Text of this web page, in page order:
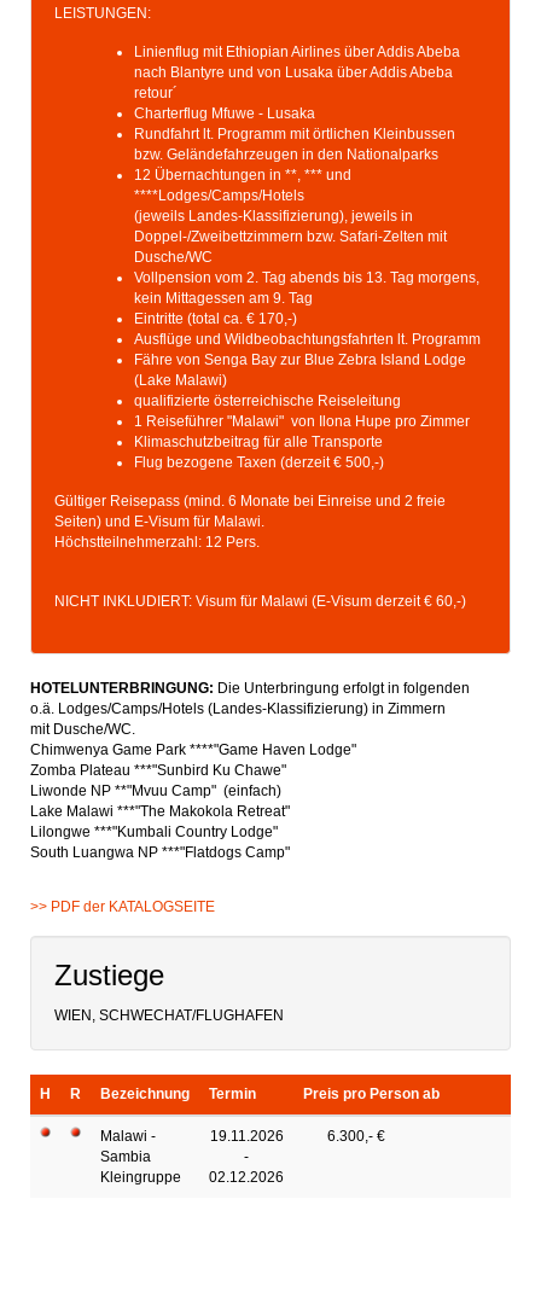
LEISTUNGEN:
Linienflug mit Ethiopian Airlines über Addis Abeba
nach Blantyre und von Lusaka über Addis Abeba
retour´
Charterflug Mfuwe - Lusaka
Rundfahrt lt. Programm mit örtlichen Kleinbussen
bzw. Geländefahrzeugen in den Nationalparks
12 Übernachtungen in **, *** und
****Lodges/Camps/Hotels
(jeweils Landes-Klassifizierung), jeweils in
Doppel-/Zweibettzimmern bzw. Safari-Zelten mit
Dusche/WC
Vollpension vom 2. Tag abends bis 13. Tag morgens,
kein Mittagessen am 9. Tag
Eintritte (total ca. € 170,-)
Ausflüge und Wildbeobachtungsfahrten lt. Programm
Fähre von Senga Bay zur Blue Zebra Island Lodge
(Lake Malawi)
qualifizierte österreichische Reiseleitung
1 Reiseführer "Malawi" von Ilona Hupe pro Zimmer
Klimaschutzbeitrag für alle Transporte
Flug bezogene Taxen (derzeit € 500,-)
Gültiger Reisepass (mind. 6 Monate bei Einreise und 2 freie
Seiten) und E-Visum für Malawi.
Höchstteilnehmerzahl: 12 Pers.
NICHT INKLUDIERT: Visum für Malawi (E-Visum derzeit € 60,-)
HOTELUNTERBRINGUNG: Die Unterbringung erfolgt in folgenden
o.ä. Lodges/Camps/Hotels (Landes-Klassifizierung) in Zimmern
mit Dusche/WC.
Chimwenya Game Park ****"Game Haven Lodge"
Zomba Plateau ***"Sunbird Ku Chawe"
Liwonde NP **"Mvuu Camp" (einfach)
Lake Malawi ***"The Makokola Retreat"
Lilongwe ***"Kumbali Country Lodge"
South Luangwa NP ***"Flatdogs Camp"
>> PDF der KATALOGSEITE
Zustiege
WIEN, SCHWECHAT/FLUGHAFEN
H R Bezeichnung Termin Preis pro Person ab
Malawi -
Sambia
Kleingruppe
19.11.2026
-
02.12.2026
6.300,- €